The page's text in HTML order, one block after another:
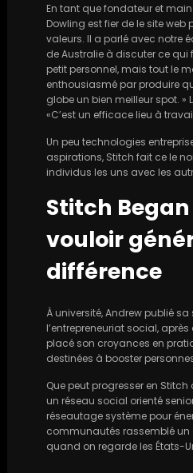
En tant que fondateur et
Dowling est fier de le site
valeurs. Il a parlé avec notre
de Australie à discuter ce qui
petit personnel, mais tout le
enthousiasmé par produire
globe un bien meilleur spot. »
«C’est un efficace lieu à
Un peu technologies
aspirations, Stitch fait ce le
individus les uns avec les
Stitch Began
vouloir
différence
À université, Andrew publié
l’entrepreneuriat social,
placé son croyances en
destinées à booster
Que peut progresser en
un réseau social orienté
réseautage système pour
communautés rassemblé
quand on regarde les États-